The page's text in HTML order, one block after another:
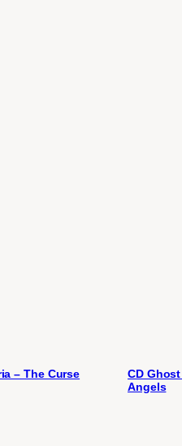
– The Curse
CD
Angels